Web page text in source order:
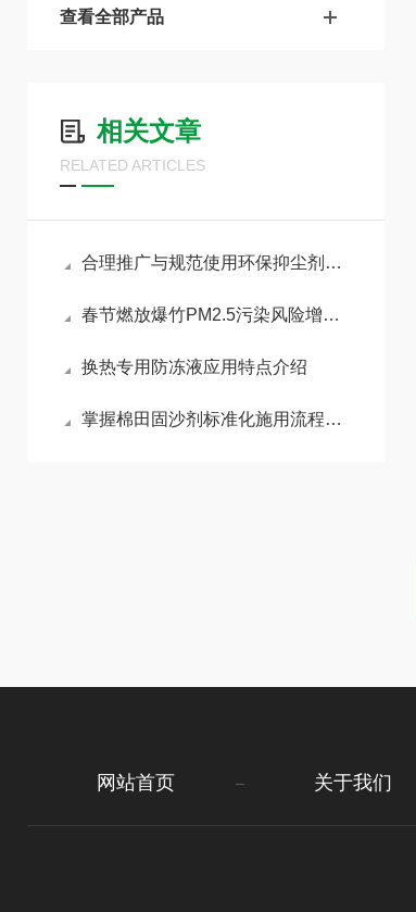
查看全部产品
相关文章
RELATED ARTICLES
合理推广与规范使用环保抑尘剂助力各行业扬尘达标治理
春节燃放爆竹PM2.5污染风险增加，如何做好污染防治工作
换热专用防冻液应用特点介绍
掌握棉田固沙剂标准化施用流程减少风沙侵蚀对棉苗的损伤
网站首页 关于我们